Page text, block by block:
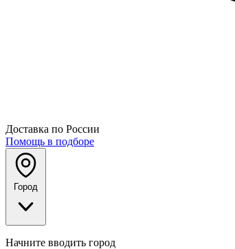
Доставка по России
Помощь в подборе
Город
Начните вводить город